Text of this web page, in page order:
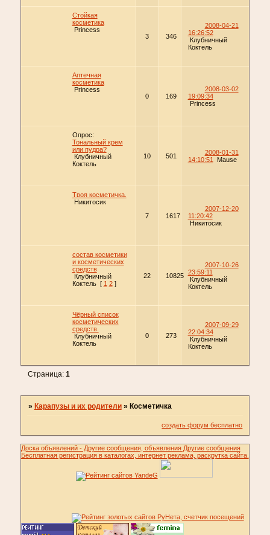
Стойкая
косметика
Princess
3
346
2008-04-21
16:26:52
Клубничный
Коктель
Аптечная
косметика
Princess
0
169
2008-03-02
19:09:34
Princess
Опрос:
Тональный крем
или пудра?
Клубничный
Коктель
10 501
2008-01-31
14:10:51
Mause
Твоя косметичка.
Никитосик
7
1617
2007-12-20
11:20:42
Никитосик
состав косметики
и косметических
средств
Клубничный
Коктель [ 1 2 ]
22 10825
2007-10-26
23:59:11
Клубничный
Коктель
Чёрный список
косметических
средств.
Клубничный
Коктель
0 273
2007-09-29
22:04:34
Клубничный
Коктель
Страница: 1
» Карапузы и их родители » Косметичка
создать форум бесплатно
Доска объявлений - Другие сообщения, объявления Другие сообщения
Бесплатная регистрация в каталогах, интернет реклама, раскрутка сайта.